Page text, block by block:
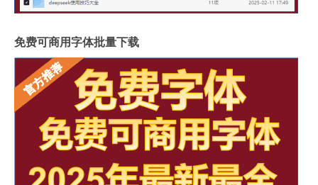
免费可商用字体批量下载